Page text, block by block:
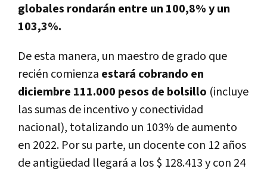
globales rondarán entre un 100,8% y un
103,3%.
De esta manera, un maestro de grado que
recién comienza estará cobrando en
diciembre 111.000 pesos de bolsillo (incluye
las sumas de incentivo y conectividad
nacional), totalizando un 103% de aumento
en 2022. Por su parte, un docente con 12 años
de antigüedad llegará a los $ 128.413 y con 24